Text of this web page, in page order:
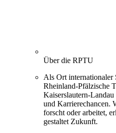
Über die RPTU
Als Ort internationaler
Rheinland-Pfälzische
Kaiserslautern-
und Karrierechancen.
forscht oder arbeitet,
gestaltet Zukunft.